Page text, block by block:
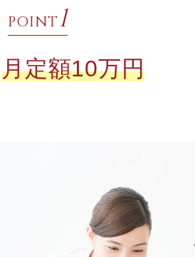
POINT1
月定額10万円